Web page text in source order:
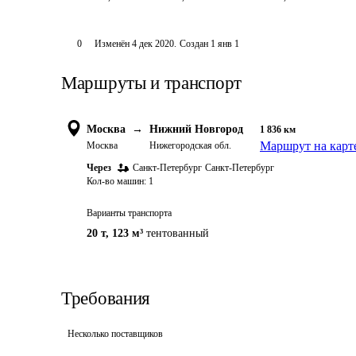
0 Изменён 4 дек 2020. Создан 1 янв 1
Маршруты и транспорт
Москва →
Москва
Нижний Новгород
Нижегородская обл.
1 836 км
Маршрут на
Через Санкт-Петербург Санкт-Петербург
Кол-во машин: 1
Варианты транспорта
20 т, 123 м³ тентованный
Требования
Несколько поставщиков